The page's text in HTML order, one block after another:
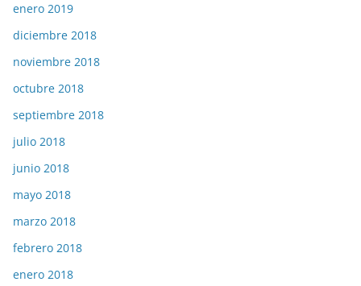
enero 2019
diciembre 2018
noviembre 2018
octubre 2018
septiembre 2018
julio 2018
junio 2018
mayo 2018
marzo 2018
febrero 2018
enero 2018